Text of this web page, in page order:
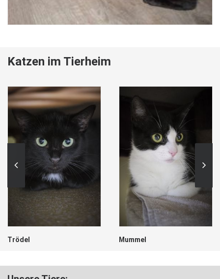
Katzen im Tierheim
Trödel Mummel